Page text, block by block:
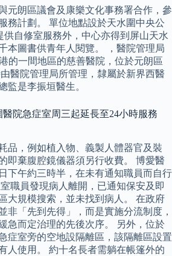
元朗區議會及康樂文化事務署合作，參
務計劃。 單位地點設於天水圍中央公
供自修室服務外，中心亦得到屏山天水
本圖書供青年人閱覽。 ，醫院管理局
的一間地區的慈善醫院，位於元朗區
醫院管理局所管理，隸屬於新界西醫
監是李振垣醫生。
醫院急症室周三起延長至24小時服務
品，例如植入物、義製人體器官及裝
即棄腹腔鏡儀器須另行收費。 博愛醫
下午約三時半，在未有通知職員而自行
職員發現病人離開，已通知保安及即
大規模搜索，並未找到病人。 在政府
非「先到先得」，而是實施分流制度，
急而定治理的先後次序。 另外，位於
症室旁的空地設隔離區，該隔離區設置
人使用。 約十名長者需躺在帳篷外的